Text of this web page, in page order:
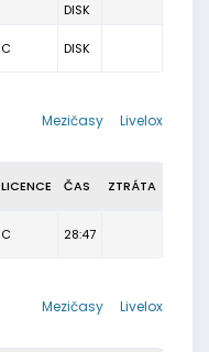
DISK
C DISK
Livelox
Mezičasy
LICENCE ČAS ZTRÁTA
C 28:47
Livelox
Mezičasy